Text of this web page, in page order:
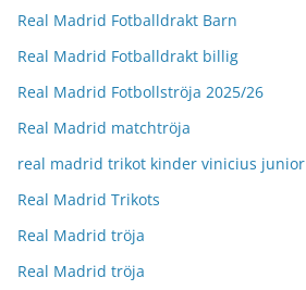
Real Madrid Fotballdrakt Barn
Real Madrid Fotballdrakt billig
Real Madrid Fotbollströja 2025/26
Real Madrid matchtröja
real madrid trikot kinder vinicius junior
Real Madrid Trikots
Real Madrid tröja
Real Madrid tröja